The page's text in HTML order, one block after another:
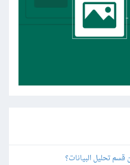
قسم تحليل البيانات؟